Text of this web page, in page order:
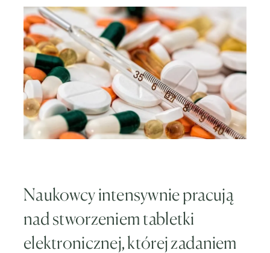
Naukowcy intensywnie pracują
nad stworzeniem tabletki
elektronicznej, której zadaniem